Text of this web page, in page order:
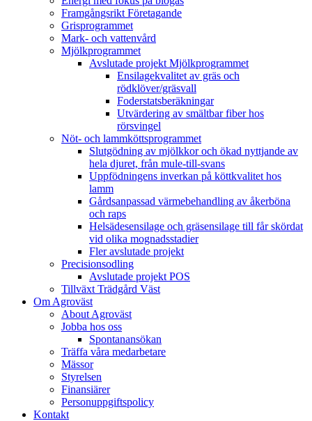
Framgångsrikt Företagande
Grisprogrammet
Mark- och vattenvård
Mjölkprogrammet
Avslutade projekt Mjölkprogrammet
Ensilagekvalitet av gräs och
rödklöver/gräsvall
Foderstatsberäkningar
Utvärdering av smältbar fiber hos
rörsvingel
Nöt- och lammköttsprogrammet
Slutgödning av mjölkkor och ökad nyttjande av
hela djuret, från mule-till-svans
Uppfödningens inverkan på köttkvalitet hos
lamm
Gårdsanpassad värmebehandling av åkerböna
och raps
Helsädesensilage och gräsensilage till får skördat
vid olika mognadsstadier
Fler avslutade projekt
Precisionsodling
Avslutade projekt POS
Tillväxt Trädgård Väst
Om Agroväst
About Agroväst
Jobba hos oss
Spontanansökan
Träffa våra medarbetare
Mässor
Styrelsen
Finansiärer
Personuppgiftspolicy
Kontakt